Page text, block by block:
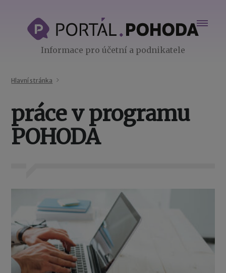
Informace pro účetní a podnikatele
Hlavní stránka
práce v programu
POHODA